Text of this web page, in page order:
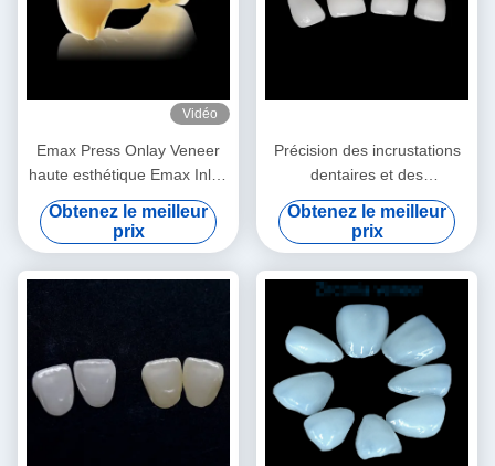
Vidéo
Emax Press Onlay Veneer
haute esthétique Emax Inlay
Onlay professionnel
Obtenez le meilleur
prix
Précision des incrustations
dentaires et des
incrustations du lithium
dissilicate fraisage du
placage onlay
Obtenez le meilleur
prix